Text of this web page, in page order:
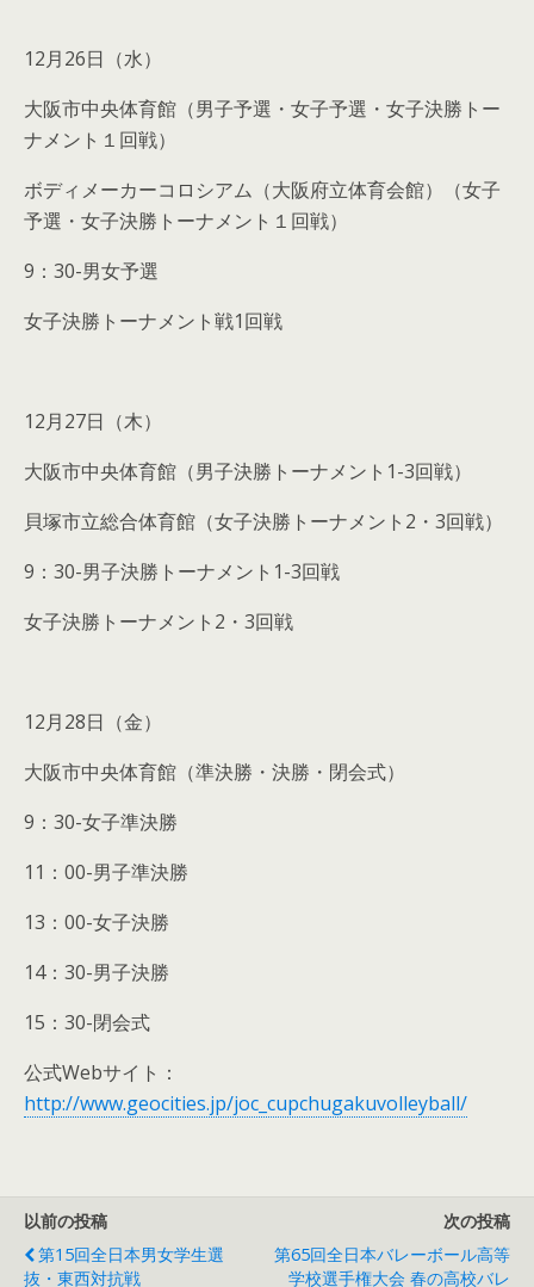
12月26日（水）
大阪市中央体育館（男子予選・女子予選・女子決勝トー
ナメント１回戦）
ボディメーカーコロシアム（大阪府立体育会館）（女子
予選・女子決勝トーナメント１回戦）
9：30-男女予選
女子決勝トーナメント戦1回戦
12月27日（木）
大阪市中央体育館（男子決勝トーナメント1-3回戦）
貝塚市立総合体育館（女子決勝トーナメント2・3回戦）
9：30-男子決勝トーナメント1-3回戦
女子決勝トーナメント2・3回戦
12月28日（金）
大阪市中央体育館（準決勝・決勝・閉会式）
9：30-女子準決勝
11：00-男子準決勝
13：00-女子決勝
14：30-男子決勝
15：30-閉会式
公式Webサイト：
http://www.geocities.jp/joc_cupchugakuvolleyball/
以前の投稿
第15回全日本男女学生選
抜・東西対抗戦
次の投稿
第65回全日本バレーボール高等
学校選手権大会 春の高校バレ